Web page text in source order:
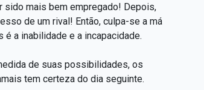
sido mais bem empregado! Depois,
de um rival! Então, culpa-se a má
a inabilidade e a incapacidade.
de suas possibilidades, os
tem certeza do dia seguinte.